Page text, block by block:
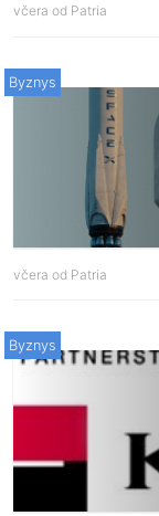
včera od Patria
Byznys
včera od Patria
Byznys